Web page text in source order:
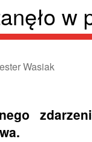
w
Wasiak